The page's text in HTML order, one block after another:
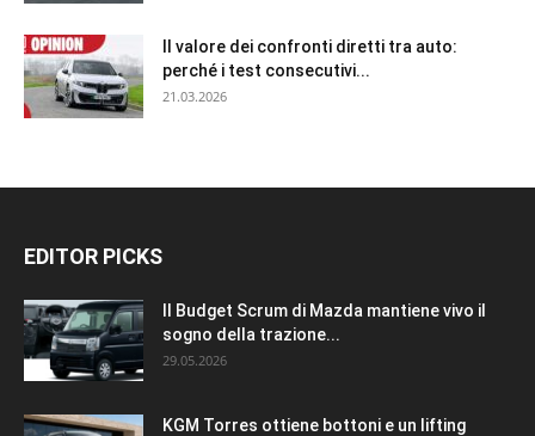
Il valore dei confronti diretti tra auto:
perché i test consecutivi...
21.03.2026
EDITOR PICKS
Il Budget Scrum di Mazda mantiene vivo il
sogno della trazione...
29.05.2026
KGM Torres ottiene bottoni e un lifting